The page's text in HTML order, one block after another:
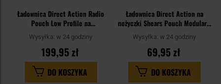
Ładownica Direct Action Radio
Pouch Low Profile na
radiotelefon - Black
Wysyłka: w 24 godziny
199,95 zł
DO KOSZYKA
Ładownica Direct Action na
nożyczki Shears Pouch Modular -
Coyote Brown
Wysyłka: w 24 godziny
69,95 zł
DO KOSZYKA